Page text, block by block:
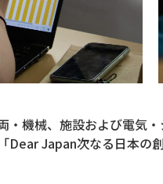
機械、施設および電気
Dear Japan次なる日本の